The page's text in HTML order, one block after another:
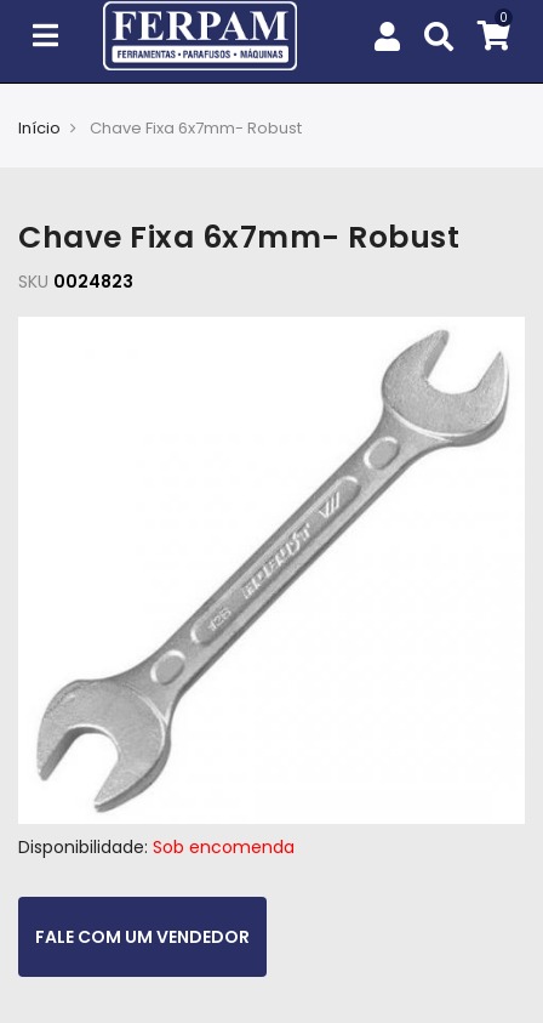
e
Jardim
de
Construção
Materiais
Elétricos
Materiais
Pneumáticos
Início Chave Fixa 6x7mm- Robust
Chave Fixa 6x7mm- Robust
SKU 0024823
Disponibilidade: Sob encomenda
FALE COM UM VENDEDOR